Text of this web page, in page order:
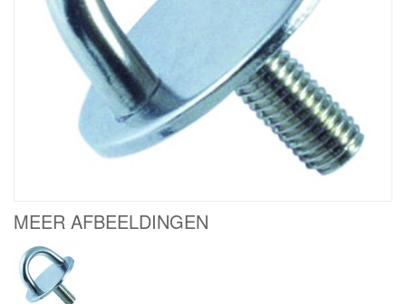
MEER AFBEELDINGEN